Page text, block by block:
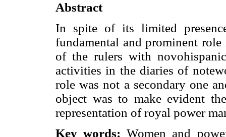
Abstract
In spite of its limited
fundamental and prominent
of the rulers with
activities in the diaries of
role was not a secondary one
object was to make evident
representation of royal power
Key words: Women and